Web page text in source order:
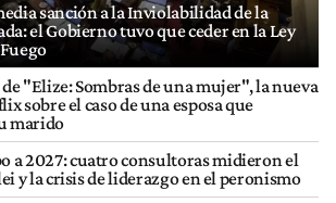
sanción a la Inviolabilidad de la
el Gobierno tuvo que ceder en la Ley
"Elize: Sombras de una mujer", la nueva
sobre el caso de una esposa que
marido
a 2027: cuatro consultoras midieron el
y la crisis de liderazgo en el peronismo